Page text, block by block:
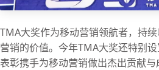
TMA大奖作为移动营销领航者，持
营销的价值。今年TMA大奖还特别
表彰携手为移动营销做出杰出贡献